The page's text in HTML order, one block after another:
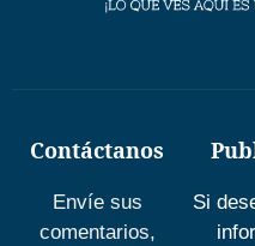
Contáctanos
Envíe sus
comentarios,
Si